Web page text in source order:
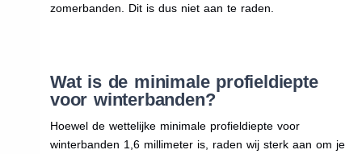
zomerbanden. Dit is dus niet aan te raden.
Wat is de minimale profieldiepte
voor winterbanden?
Hoewel de wettelijke minimale profieldiepte voor
winterbanden 1,6 millimeter is, raden wij sterk aan om je